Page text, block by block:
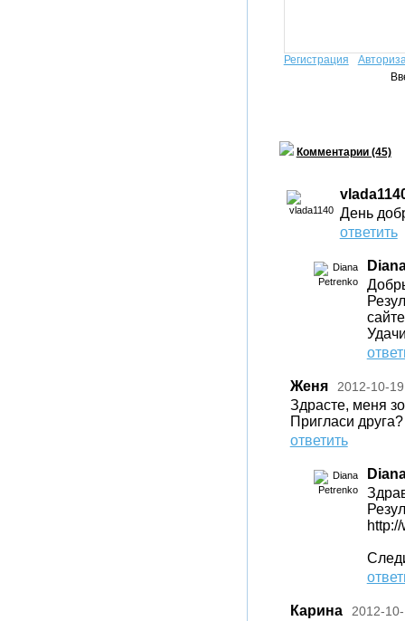
Регистрация
Комментарии (45)
День
ответить
Женя 2012-10-19
Здрасте, меня
Пригласи
ответить
Карина 2012-